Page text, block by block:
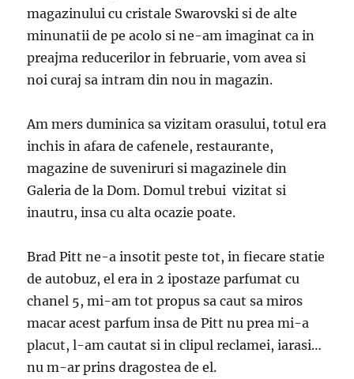
magazinului cu cristale Swarovski si de alte
minunatii de pe acolo si ne-am imaginat ca in
preajma reducerilor in februarie, vom avea si
noi curaj sa intram din nou in magazin.
Am mers duminica sa vizitam orasului, totul era
inchis in afara de cafenele, restaurante,
magazine de suveniruri si magazinele din
Galeria de la Dom. Domul trebui vizitat si
inautru, insa cu alta ocazie poate.
Brad Pitt ne-a insotit peste tot, in fiecare statie
de autobuz, el era in 2 ipostaze parfumat cu
chanel 5, mi-am tot propus sa caut sa miros
macar acest parfum insa de Pitt nu prea mi-a
placut, l-am cautat si in clipul reclamei, iarasi…
nu m-ar prins dragostea de el.